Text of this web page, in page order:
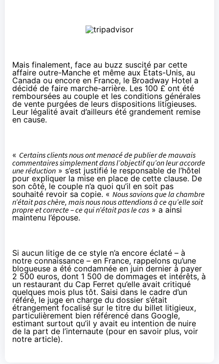
Mais finalement, face au buzz suscité par cette
affaire outre-Manche et même aux États-Unis, au
Canada ou encore en France, le Broadway Hotel a
décidé de faire marche-arrière. Les 100 £ ont été
remboursées au couple et les conditions générales
de vente purgées de leurs dispositions litigieuses.
Leur légalité avait d’ailleurs été grandement remise
en cause.
« Certains clients nous ont menacé de publier de mauvais
commentaires simplement dans l’objectif qu’on leur accorde
une réduction » s’est justifié le responsable de l’hôtel
pour expliquer la mise en place de cette clause. De
son côté, le couple n’a quoi qu’il en soit pas
souhaité revoir sa copie. « Nous savions que la chambre
n’était pas chère, mais nous nous attendions à ce qu’elle soit
propre et correcte – ce qui n’était pas le cas » a ainsi
maintenu l’épouse.
Si aucun litige de ce style n’a encore éclaté – à
notre connaissance – en France, rappelons qu’une
blogueuse a été condamnée en juin dernier à payer
2 500 euros, dont 1 500 de dommages et intérêts, à
un restaurant du Cap Ferret qu’elle avait critiqué
quelques mois plus tôt. Saisi dans le cadre d’un
référé, le juge en charge du dossier s’était
étrangement focalisé sur le titre du billet litigieux,
particulièrement bien référencé dans Google,
estimant surtout qu’il y avait eu intention de nuire
de la part de l’internaute (pour en savoir plus, voir
notre article).